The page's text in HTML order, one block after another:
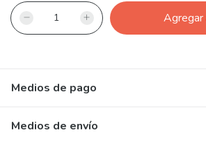
Medios de pago
Medios de envío